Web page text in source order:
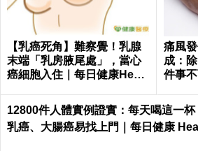
【乳癌死角】難察覺！乳腺
末端「乳房腋尾處」，當心
癌細胞入住｜每日健康Healt
痛風
成：
件事
12800件人體實例證實：每天喝這一杯
乳癌、大腸癌易找上門｜每日健康